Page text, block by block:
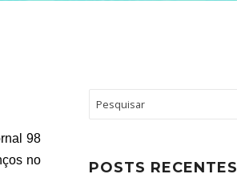
98
no
POSTS RECENTES